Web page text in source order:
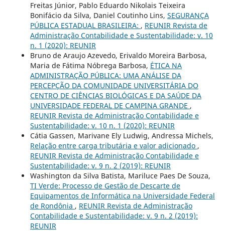
Freitas Júnior, Pablo Eduardo Nikolais Teixeira
Bonifácio da Silva, Daniel Coutinho Lins, SEGURANÇA
PÚBLICA ESTADUAL BRASILEIRA: , REUNIR Revista de
Administração Contabilidade e Sustentabilidade: v. 10
n. 1 (2020): REUNIR
Bruno de Araujo Azevedo, Erivaldo Moreira Barbosa,
Maria de Fátima Nóbrega Barbosa, ÉTICA NA
ADMINISTRAÇÃO PÚBLICA: UMA ANÁLISE DA
PERCEPÇÃO DA COMUNIDADE UNIVERSITÁRIA DO
CENTRO DE CIÊNCIAS BIOLÓGICAS E DA SAÚDE DA
UNIVERSIDADE FEDERAL DE CAMPINA GRANDE ,
REUNIR Revista de Administração Contabilidade e
Sustentabilidade: v. 10 n. 1 (2020): REUNIR
Cátia Gassen, Marivane Ely Ludwig, Andressa Michels,
Relação entre carga tributária e valor adicionado ,
REUNIR Revista de Administração Contabilidade e
Sustentabilidade: v. 9 n. 2 (2019): REUNIR
Washington da Silva Batista, Mariluce Paes De Souza,
TI Verde: Processo de Gestão de Descarte de
Equipamentos de Informática na Universidade Federal
de Rondônia , REUNIR Revista de Administração
Contabilidade e Sustentabilidade: v. 9 n. 2 (2019):
REUNIR